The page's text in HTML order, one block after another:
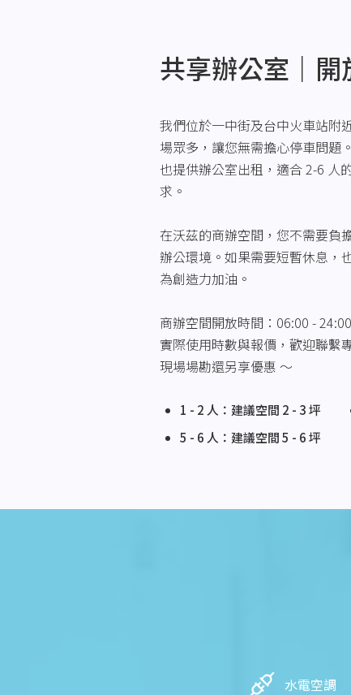
共享辦公室｜開
我們位於一中街及台中火車站附
場眾多，讓您無需擔心停車問題
也提供辦公室出租，適合 2-6 人
求。
在沃茲的商辦空間，您不需要負
辦公環境。如果需要短暫休息，
為創造力加油。
商辦空間開放時間：06:00 - 24:00
實際使用時數與報價，歡迎聯繫
現場場勘還另享優惠 ～
1 - 2 人：建議空間 2 - 3 坪
5 - 6 人：建議空間 5 - 6 坪
水電空調